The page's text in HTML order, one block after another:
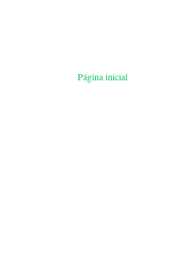
Página inicial